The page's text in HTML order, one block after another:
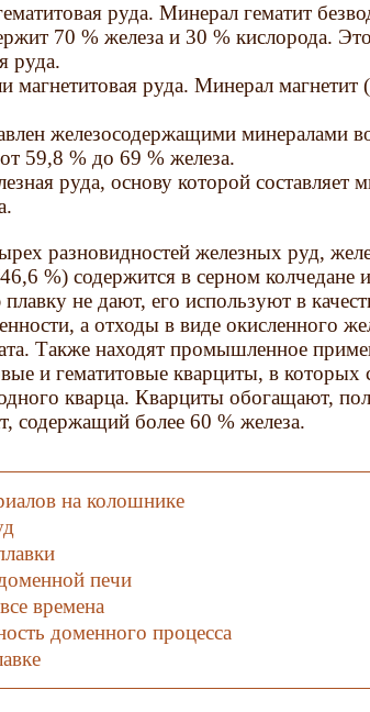
руда. Минерал гематит
70 % железа и 30 % кислорода.
руда.
магнетитовая руда. Минерал магнетит
железосодержащими минералами
59,8 % до 69 % железа.
руда, основу которой составляет
разновидностей железных руд,
%) содержится в серном колчедане
не дают, его используют в
а отходы в виде окисленного
Также находят промышленное
и гематитовые кварциты, в которых
кварца. Кварциты обогащают,
содержащий более 60 % железа.
на колошнике
печи
времена
доменного процесса